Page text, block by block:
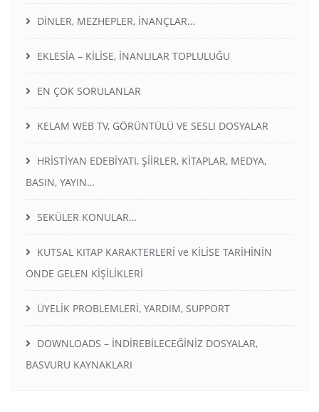
DİNLER, MEZHEPLER, İNANÇLAR…
EKLESİA – KİLİSE, İNANLILAR TOPLULUĞU
EN ÇOK SORULANLAR
KELAM WEB TV, GÖRÜNTÜLÜ VE SESLI DOSYALAR
HRİSTİYAN EDEBİYATI, ŞİİRLER, KİTAPLAR, MEDYA,
BASIN, YAYIN…
SEKÜLER KONULAR…
KUTSAL KITAP KARAKTERLERİ ve KİLİSE TARİHİNİN
ÖNDE GELEN KİŞİLİKLERİ
ÜYELİK PROBLEMLERİ, YARDIM, SUPPORT
DOWNLOADS – İNDİREBİLECEĞİNİZ DOSYALAR,
BASVURU KAYNAKLARI